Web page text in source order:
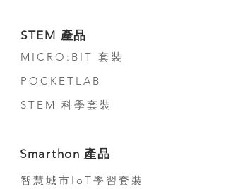
STEM 產品
MICRO:BIT 套裝
POCKETLAB
STEM 科學套裝
Smarthon 產品
智慧城市IoT學習套裝